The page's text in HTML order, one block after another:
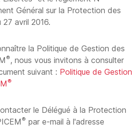
Général sur la Protection des
avril 2016.
la Politique de Gestion des
®, nous vous invitons à consulter
suivant : Politique de Gestion
®
le Délégué à la Protection
® par e-mail à l'adresse